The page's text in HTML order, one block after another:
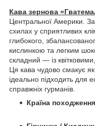
Кава зернова
Центральної Америки.
схилах у сприятливих
глибокого,
кислинкою та легким
складний — із
Ця кава чудово смакує
ідеально підходить для
справжніх гурманів.
Країна